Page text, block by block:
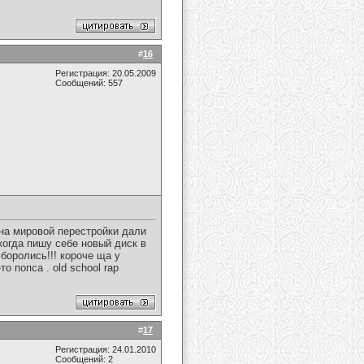
#16
Регистрация: 20.05.2009
Сообщений: 557
мировой перестройки дали
пишу себе новый диск в
короче ща у
попса . old school rap
#17
Регистрация: 24.01.2010
Сообщений: 2